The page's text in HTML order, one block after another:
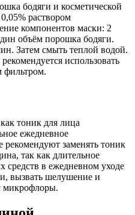
бодяги и косметической
раствором
компонентов маски: 2
объём порошка бодяги.
Затем смыть теплой водой.
использовать
фильтром.
тоник для лица
ежедневное
рекомендуют заменять тоник
так как длительное
средств в ежедневном уходе
вызвать шелушение и
микрофлоры.